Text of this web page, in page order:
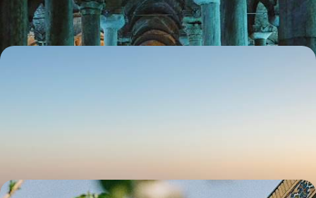
7 jours, de CHF 2700 à CHF 3500